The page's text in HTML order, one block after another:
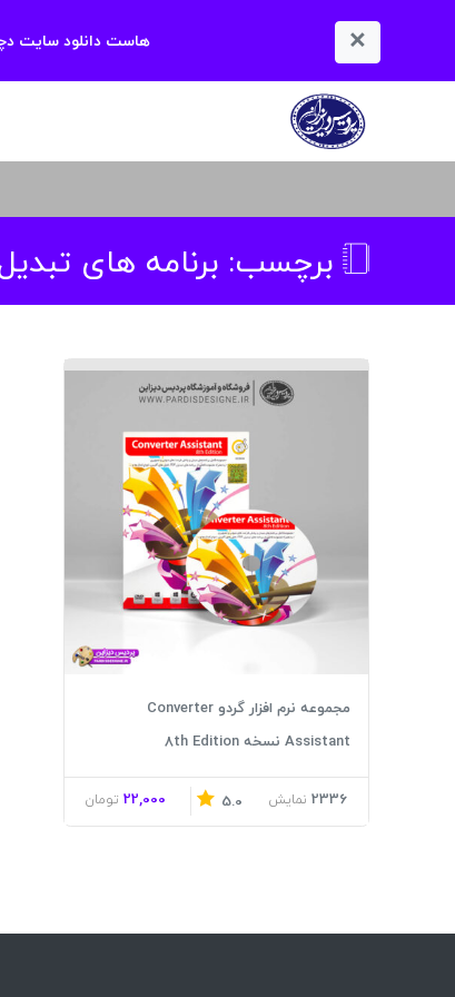
× هاست دانلود سایت
برچسب: برنامه های
مجموعه نرم افزار گردو Converter
Assistant نسخه 8th Edition
2336 نمایش 5.0
22,000 تومان